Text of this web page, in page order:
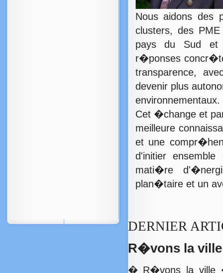
Nous aidons des
clusters, des
pays du Sud
r�ponses
transparence,
devenir plus
environnementaux.
Cet �change et
meilleure
et une
d'initier
mati�re
plan�taire et un
DERNIER
R�vons la ville
� R�vons la ville